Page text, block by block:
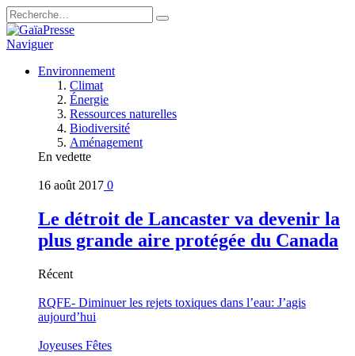
Naviguer
Environnement
Climat
Énergie
Ressources naturelles
Biodiversité
Aménagement
En vedette
16 août 2017 0
Le détroit de Lancaster va devenir la
plus grande aire protégée du Canada
Récent
RQFE- Diminuer les rejets toxiques dans l’eau: J’agis
aujourd’hui
Joyeuses Fêtes